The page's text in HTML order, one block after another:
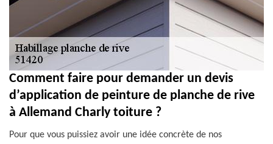
Comment faire pour demander un devis
d’application de peinture de planche de rive
à Allemand Charly toiture ?
Pour que vous puissiez avoir une idée concrète de nos